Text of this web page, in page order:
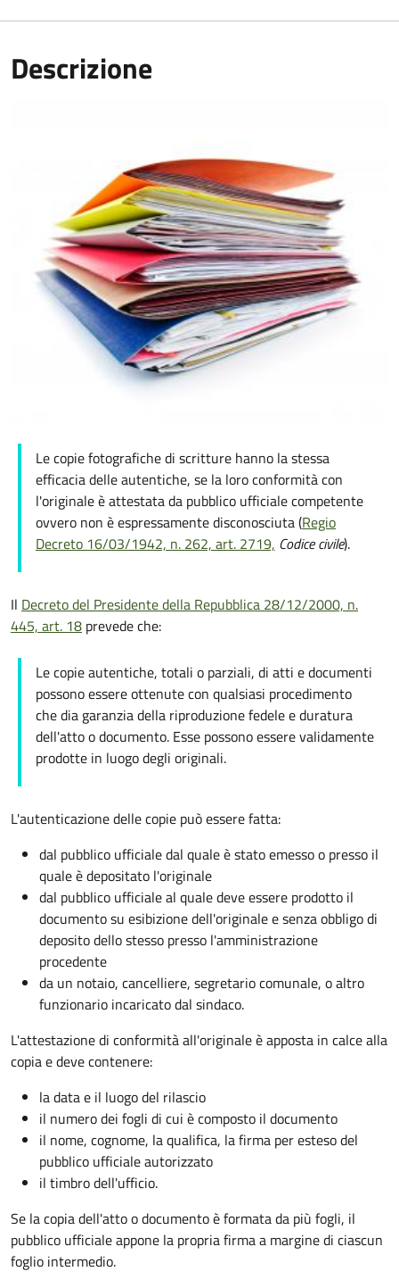
Descrizione
Le copie fotografiche di scritture hanno la stessa
efficacia delle autentiche, se la loro conformità con
l'originale è attestata da pubblico ufficiale competente
ovvero non è espressamente disconosciuta (Regio
Decreto 16/03/1942, n. 262, art. 2719, Codice civile).
Il Decreto del Presidente della Repubblica 28/12/2000, n.
445, art. 18 prevede che:
Le copie autentiche, totali o parziali, di atti e documenti
possono essere ottenute con qualsiasi procedimento
che dia garanzia della riproduzione fedele e duratura
dell'atto o documento. Esse possono essere validamente
prodotte in luogo degli originali.
L'autenticazione delle copie può essere fatta:
dal pubblico ufficiale dal quale è stato emesso o presso il
quale è depositato l'originale
dal pubblico ufficiale al quale deve essere prodotto il
documento su esibizione dell'originale e senza obbligo di
deposito dello stesso presso l'amministrazione
procedente
da un notaio, cancelliere, segretario comunale, o altro
funzionario incaricato dal sindaco.
L'attestazione di conformità all'originale è apposta in calce alla
copia e deve contenere:
la data e il luogo del rilascio
il numero dei fogli di cui è composto il documento
il nome, cognome, la qualifica, la firma per esteso del
pubblico ufficiale autorizzato
il timbro dell'ufficio.
Se la copia dell'atto o documento è formata da più fogli, il
pubblico ufficiale appone la propria firma a margine di ciascun
foglio intermedio.